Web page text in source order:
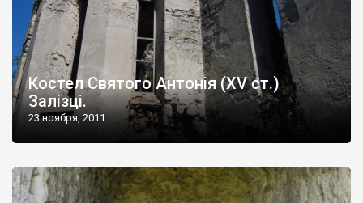
Костел Святого Антонія (XV ст.)
Залізці.
23 ноября, 2011